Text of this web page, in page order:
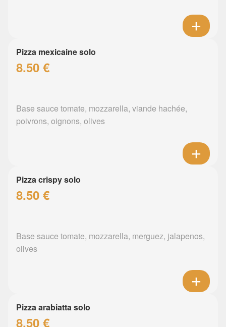
Pizza mexicaine solo
8.50 €
Base sauce tomate, mozzarella, viande hachée,
poivrons, oignons, olives
Pizza crispy solo
8.50 €
Base sauce tomate, mozzarella, merguez, jalapenos,
olives
Pizza arabiatta solo
8.50 €